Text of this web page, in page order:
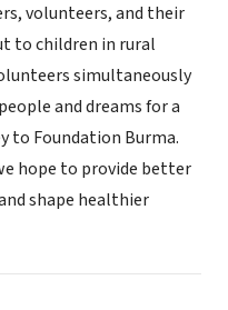
volunteers, and their
to children in rural
simultaneously
and dreams for a
to Foundation Burma.
hope to provide better
shape healthier